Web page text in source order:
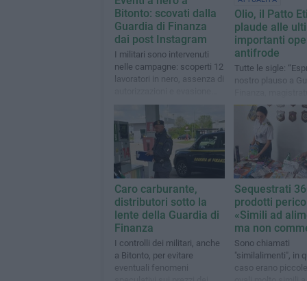
Bitonto: scovati dalla
Guardia di Finanza
dai post Instagram
I militari sono intervenuti
nelle campagne: scoperti 12
lavoratori in nero, assenza di
Olio, il Patto
plaude alle
importanti
antifrode
Tutte le sigle:
nostro plauso a
dogane, in
quella di Bari”
Caro carburante,
distributori sotto la
lente della Guardia di
Finanza
I controlli dei militari, anche
a Bitonto, per evitare
eventuali fenomeni
Sequestrati
prodotti
«Simili ad
ma non
Sono chiamati
"similalimenti", in
caso erano